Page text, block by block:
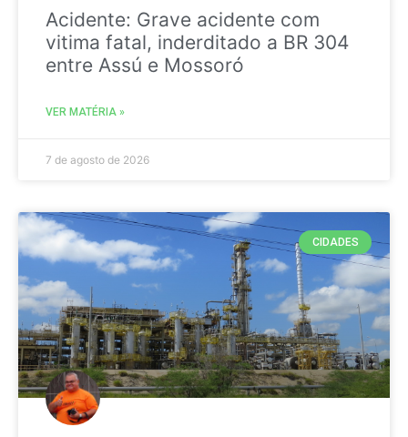
Acidente: Grave acidente com
vitima fatal, inderditado a BR 304
entre Assú e Mossoró
VER MATÉRIA »
7 de agosto de 2026
CIDADES